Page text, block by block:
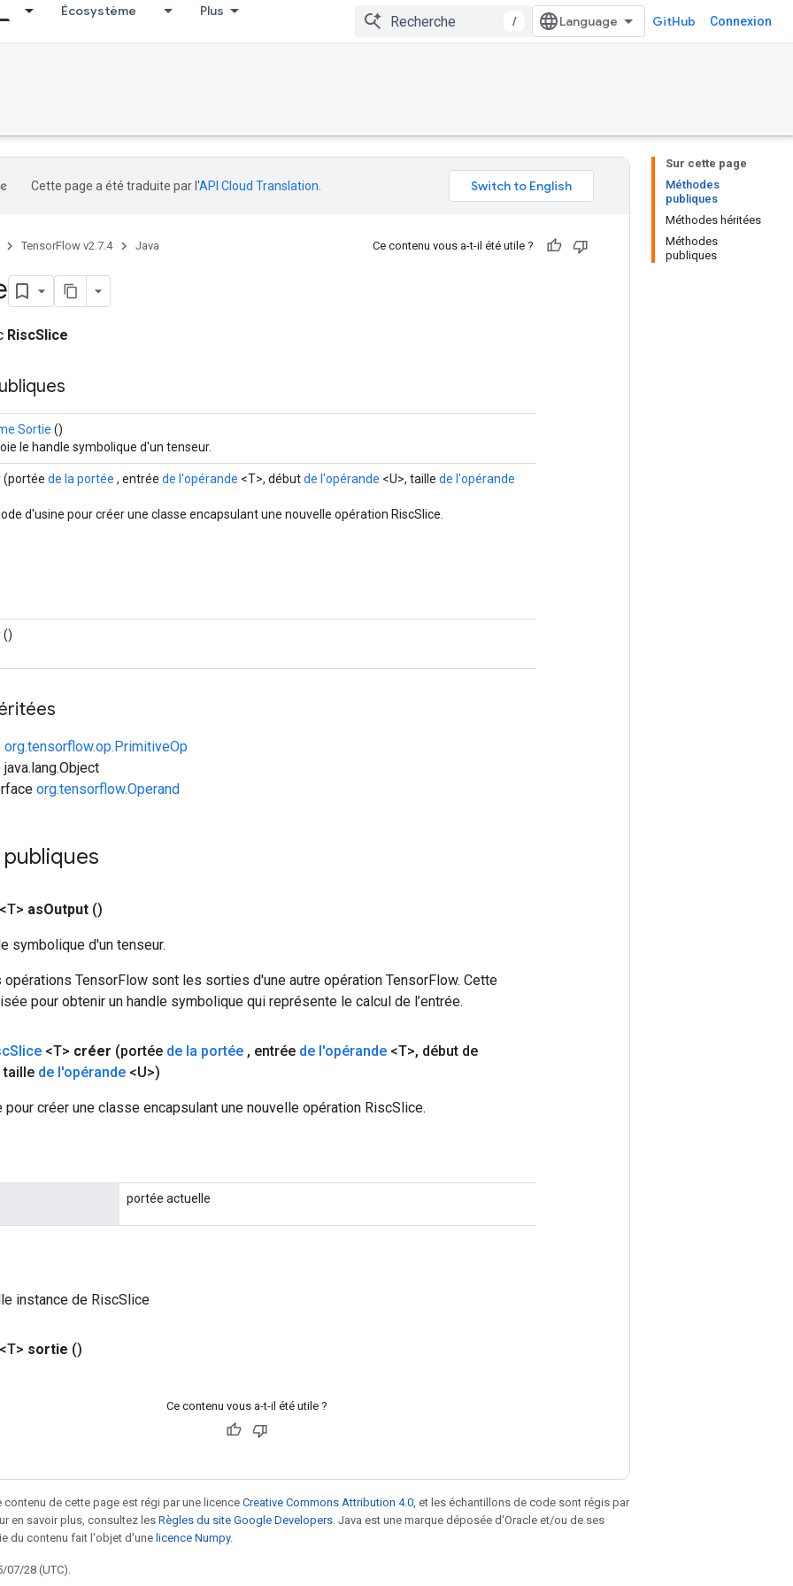
Écosystème Plus
/ GitHub Connexion
Sur cette page
Méthodes
publiques
Méthodes héritées
Méthodes
publiques
Cette page a été traduite par l'API Cloud Translation
TensorFlow v2.7.4 Java Ce contenu vous a-t-il été utile ?
RiscSlice
Sortie ()
le handle symbolique d'un tenseur.
(portée de la portée , entrée de l'opérande <T>, débutde l'opérande <U>, taille de l'opérande
d'usine pour créer une classe encapsulant une nouvelle opération RiscSlice.
()
org.tensorflow.op.PrimitiveOp
org.tensorflow.Operand
asOutput ()
symbolique d'un tenseur.
TensorFlow sont les sorties d'une autre opération TensorFlow. Cette
pour obtenir un handle symbolique qui représente le calcul de l’entrée.
Slice <T> créer (portée de la portée , entrée de l'opérande <T>, début de
taille de l'opérande <U>)
créer une classe encapsulant une nouvelle opération RiscSlice.
portée actuelle
instance de RiscSlice
sortie ()
Ce contenu vous a-t-il été utile ?
de cette page est régi par une licence Creative Commons Attribution 4.0 , et les échantillons de code sont régis par
en savoir plus, consultez les Règles du site Google Developers . Java est une marque déposée d'Oracle et/ou de ses
du contenu fait l'objet d'une licence Numpy.
07/28 (UTC).